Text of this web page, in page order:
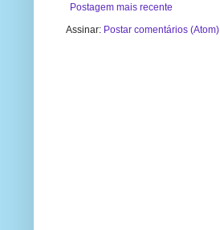
Postagem mais recente
Assinar: Postar comentários (Atom)